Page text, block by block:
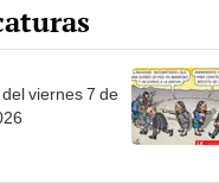
viernes 7 de